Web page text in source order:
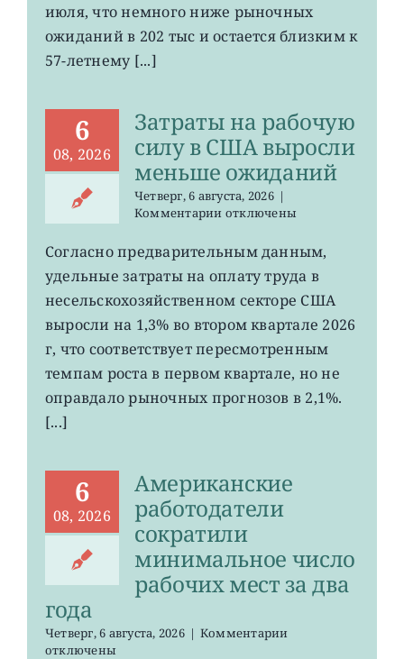
в
остается
лет
июля, что немного ниже рыночных
ожиданий в 202 тыс и остается близким к
57-летнему [...]
6
08, 2026
Затраты на рабочую
силу в США выросли
меньше ожиданий
Четверг, 6 августа, 2026 |
Комментариик
Затраты
рабочую
силу
США
выросли
ожиданий
отключены
Согласно предварительным данным,
удельные затраты на оплату труда в
несельскохозяйственном секторе США
выросли на 1,3% во втором квартале 2026
г, что соответствует пересмотренным
темпам роста в первом квартале, но не
оправдало рыночных прогнозов в 2,1%.
[...]
6
08, 2026
Американские
работодатели
сократили
минимальное число
рабочих мест за два
года
Четверг, 6 августа, 2026 | Комментариик
отключены